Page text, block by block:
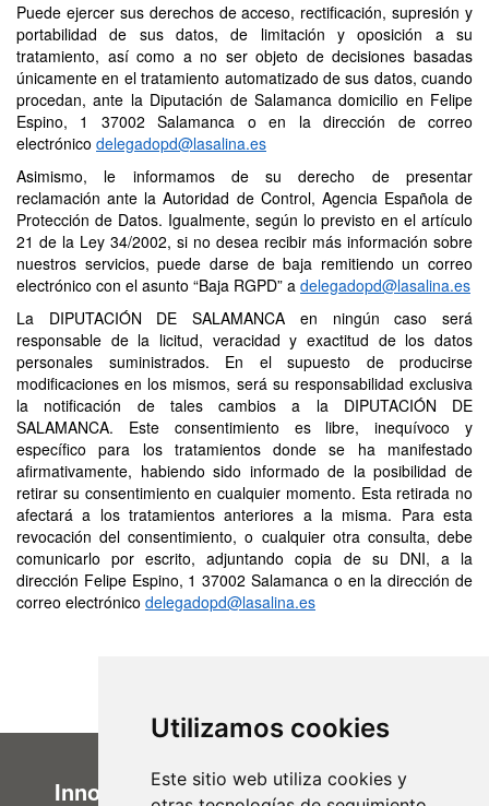
Utilizamos cookies
Este sitio web utiliza cookies y
Puede ejercer sus derechos de acceso, rectificación, supresión y
portabilidad de sus datos, de limitación y oposición a su
tratamiento, así como a no ser objeto de decisiones basadas
únicamente en el tratamiento automatizado de sus datos, cuando
procedan, ante la Diputación de Salamanca domicilio en Felipe
Espino, 1 37002 Salamanca o en la dirección de correo
electrónico delegadopd@lasalina.es
Asimismo, le informamos de su derecho de presentar
reclamación ante la Autoridad de Control, Agencia Española de
Protección de Datos. Igualmente, según lo previsto en el artículo
21 de la Ley 34/2002, si no desea recibir más información sobre
nuestros servicios, puede darse de baja remitiendo un correo
electrónico con el asunto “Baja RGPD” a delegadopd@lasalina.es
La DIPUTACIÓN DE SALAMANCA en ningún caso será
responsable de la licitud, veracidad y exactitud de los datos
personales suministrados. En el supuesto de producirse
modificaciones en los mismos, será su responsabilidad exclusiva
la notificación de tales cambios a la DIPUTACIÓN DE
SALAMANCA. Este consentimiento es libre, inequívoco y
específico para los tratamientos donde se ha manifestado
afirmativamente, habiendo sido informado de la posibilidad de
retirar su consentimiento en cualquier momento. Esta retirada no
afectará a los tratamientos anteriores a la misma. Para esta
revocación del consentimiento, o cualquier otra consulta, debe
comunicarlo por escrito, adjuntando copia de su DNI, a la
dirección Felipe Espino, 1 37002 Salamanca o en la dirección de
correo electrónico delegadopd@lasalina.es
Innovación Administrativa